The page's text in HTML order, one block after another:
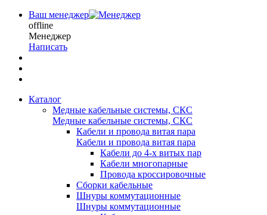
Ваш менеджер
offline
Менеджер
Написать
Каталог
Медные кабельные системы, СКС
Медные кабельные системы, СКС
Кабели и провода витая пара
Кабели и провода витая пара
Кабели до 4-х витых пар
Кабели многопарные
Провода кроссировочные
Сборки кабельные
Шнуры коммутационные
Шнуры коммутационные